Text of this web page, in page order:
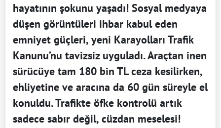
hayatının şokunu yaşadı! Sosyal medyaya
düşen görüntüleri ihbar kabul eden
emniyet güçleri, yeni Karayolları Trafik
Kanunu’nu tavizsiz uyguladı. Araçtan inen
sürücüye tam 180 bin TL ceza kesilirken,
ehliyetine ve aracına da 60 gün süreyle el
konuldu. Trafikte öfke kontrolü artık
sadece sabır değil, cüzdan meselesi!